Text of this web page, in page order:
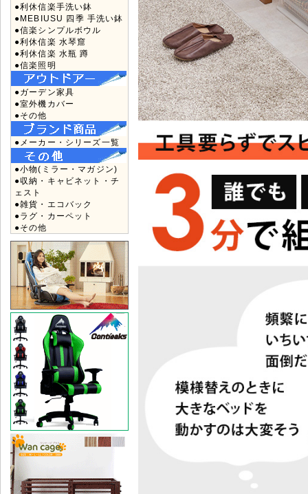
●利休信楽手洗い鉢
●MEBIUSU 四季 手洗い鉢
●信楽シンプルボウル
●利休信楽 水琴窟
●利休信楽 水瓶 蹲
●信楽照明
●ガーデン家具
●室外機カバー
●その他
●メーカー・シリーズ一覧
●小物(ミラー・マガジン)
●収納・キャビネット・チ
ェスト
●雑貨・エコバック
●ラグ・カーペット
●その他